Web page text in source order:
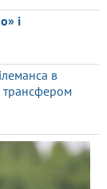
і
в